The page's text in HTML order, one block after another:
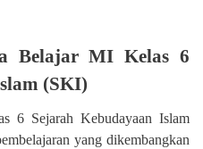
Belajar MI Kelas 6
(SKI)
6 Sejarah Kebudayaan Islam
yang dikembangkan